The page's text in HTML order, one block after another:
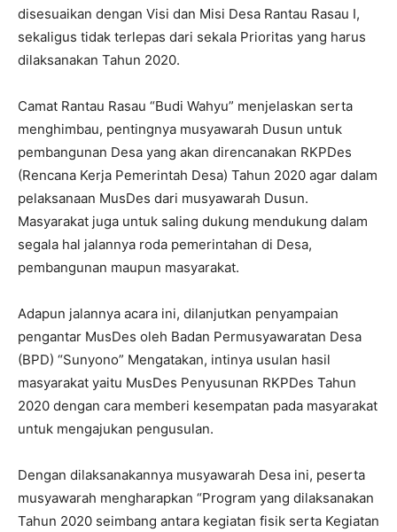
disesuaikan dengan Visi dan Misi Desa Rantau Rasau I,
sekaligus tidak terlepas dari sekala Prioritas yang harus
dilaksanakan Tahun 2020.
Camat Rantau Rasau “Budi Wahyu” menjelaskan serta
menghimbau, pentingnya musyawarah Dusun untuk
pembangunan Desa yang akan direncanakan RKPDes
(Rencana Kerja Pemerintah Desa) Tahun 2020 agar dalam
pelaksanaan MusDes dari musyawarah Dusun.
Masyarakat juga untuk saling dukung mendukung dalam
segala hal jalannya roda pemerintahan di Desa,
pembangunan maupun masyarakat.
Adapun jalannya acara ini, dilanjutkan penyampaian
pengantar MusDes oleh Badan Permusyawaratan Desa
(BPD) “Sunyono” Mengatakan, intinya usulan hasil
masyarakat yaitu MusDes Penyusunan RKPDes Tahun
2020 dengan cara memberi kesempatan pada masyarakat
untuk mengajukan pengusulan.
Dengan dilaksanakannya musyawarah Desa ini, peserta
musyawarah mengharapkan “Program yang dilaksanakan
Tahun 2020 seimbang antara kegiatan fisik serta Kegiatan